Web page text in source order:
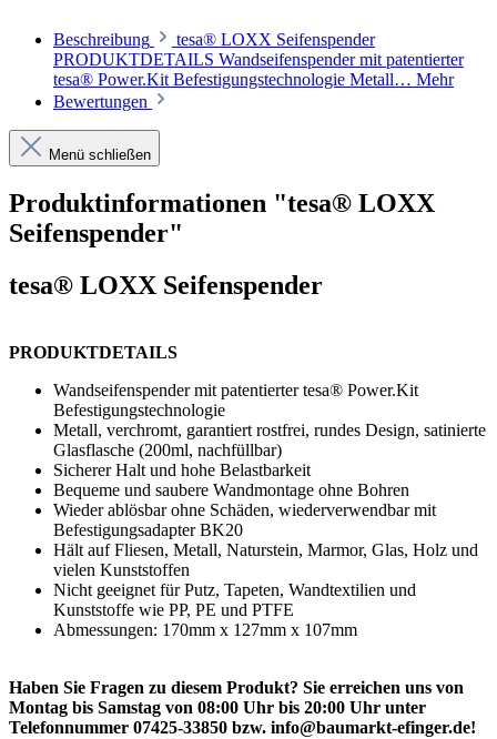
Beschreibung
tesa® LOXX Seifenspender
PRODUKTDETAILS Wandseifenspender mit patentierter
tesa® Power.Kit Befestigungstechnologie Metall… Mehr
Bewertungen
Menü schließen
Produktinformationen "tesa® LOXX
Seifenspender"
tesa® LOXX Seifenspender
PRODUKTDETAILS
Wandseifenspender mit patentierter tesa® Power.Kit
Befestigungstechnologie
Metall, verchromt, garantiert rostfrei, rundes Design, satinierte
Glasflasche (200ml, nachfüllbar)
Sicherer Halt und hohe Belastbarkeit
Bequeme und saubere Wandmontage ohne Bohren
Wieder ablösbar ohne Schäden, wiederverwendbar mit
Befestigungsadapter BK20
Hält auf Fliesen, Metall, Naturstein, Marmor, Glas, Holz und
vielen Kunststoffen
Nicht geeignet für Putz, Tapeten, Wandtextilien und
Kunststoffe wie PP, PE und PTFE
Abmessungen: 170mm x 127mm x 107mm
Haben Sie Fragen zu diesem Produkt? Sie erreichen uns von
Montag bis Samstag von 08:00 Uhr bis 20:00 Uhr unter
Telefonnummer 07425-33850 bzw. info@baumarkt-efinger.de!